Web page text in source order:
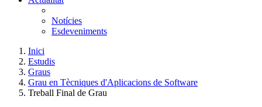
Notícies
Esdeveniments
Inici
Estudis
Graus
Grau en Tècniques d'Aplicacions de Software
Treball Final de Grau